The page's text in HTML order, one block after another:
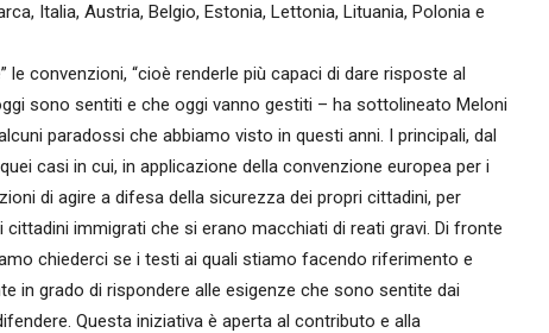
Italia, Austria, Belgio, Estonia, Lettonia, Lituania, Polonia e
convenzioni, “cioè renderle più capaci di dare risposte al
sono sentiti e che oggi vanno gestiti – ha sottolineato Meloni
paradossi che abbiamo visto in questi anni. I principali, dal
casi in cui, in applicazione della convenzione europea per i
di agire a difesa della sicurezza dei propri cittadini, per
cittadini immigrati che si erano macchiati di reati gravi. Di fronte
chiederci se i testi ai quali stiamo facendo riferimento e
in grado di rispondere alle esigenze che sono sentite dai
Questa iniziativa è aperta al contributo e alla